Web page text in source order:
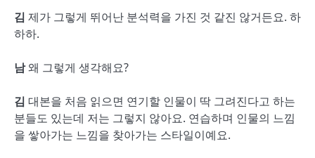
김 제가 그렇게 뛰어난 분석력을 가진 것 같진 않거든요. 하
하하.
남왜 그렇게 생각해요?
김 대본을 처음 읽으면 연기할 인물이 딱 그려진다고 하는
분들도 있는데 저는 그렇지 않아요. 연습하며 인물의 느낌
을 쌓아가는 느낌을 찾아가는 스타일이예요.